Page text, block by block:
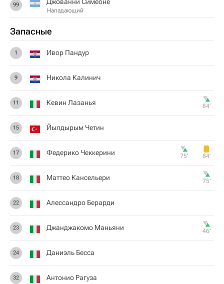
99
Нападающий
Запасные
1 Ивор Пандур
9 Никола Калинич
11 Кевин Лазанья 84‎’‎
15 Йылдырым Четин
17 Федерико Чеккерини 75‎’‎ 84‎’‎
18 Маттео Кансельери 75‎’‎
22 Алессандро Берарди
23 Джанджакомо Маньяни 46‎’‎
24 Даниэль Бесса
32 Антонио Рагуза